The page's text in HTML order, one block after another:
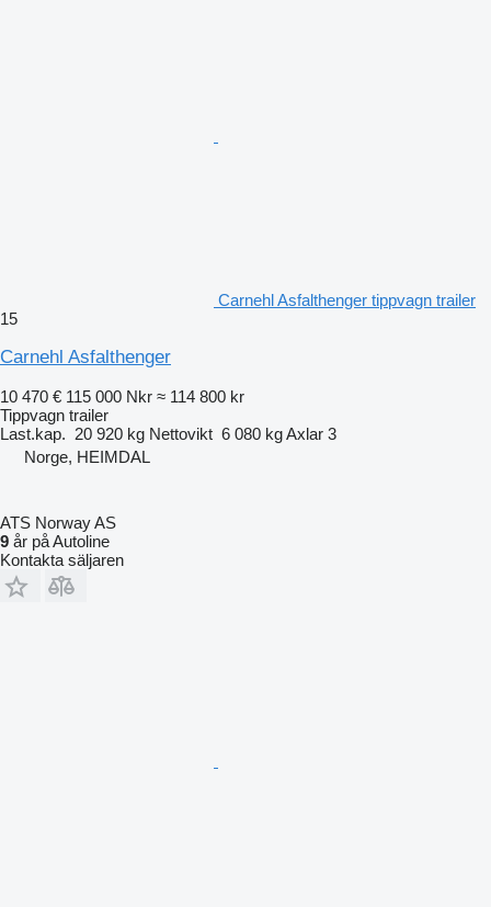
Carnehl Asfalthenger tippvagn trailer
15
Carnehl Asfalthenger
10 470 € 115 000 Nkr ≈ 114 800 kr
Tippvagn trailer
Last.kap. 20 920 kg Nettovikt 6 080 kgAxlar 3
Norge, HEIMDAL
ATS Norway AS
9 år på Autoline
Kontakta säljaren